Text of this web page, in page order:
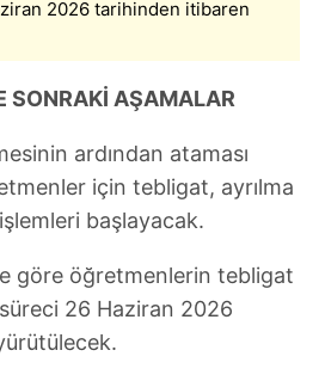
2026 tarihinden itibaren
SONRAKİ AŞAMALAR
ardından ataması
için tebligat, ayrılma
başlayacak.
göre öğretmenlerin tebligat
26 Haziran 2026